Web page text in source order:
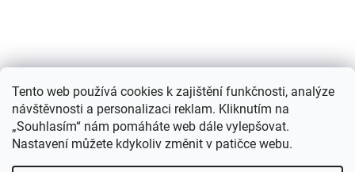
Tento web používá cookies k zajištění funkčnosti, analýze
návštěvnosti a personalizaci reklam. Kliknutím na
„Souhlasím“ nám pomáháte web dále vylepšovat.
Nastavení můžete kdykoliv změnit v patičce webu.
0KS /0 KČ